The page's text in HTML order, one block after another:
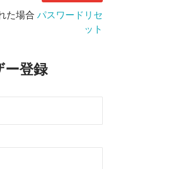
た場合 パスワードリセ
ット
ー登録